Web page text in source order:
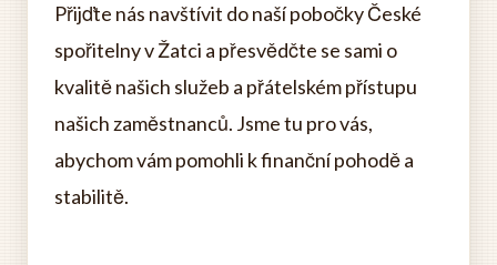
Přijďte nás navštívit do naší pobočky České
spořitelny v Žatci a přesvědčte se sami o
kvalitě našich služeb a přátelském přístupu
našich zaměstnanců. Jsme tu pro vás,
abychom vám pomohli k finanční pohodě a
stabilitě.